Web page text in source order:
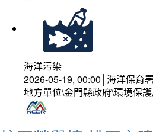
海洋污染
2026-05-19, 00:00│海洋保育
地方單位\金門縣政府\環境保